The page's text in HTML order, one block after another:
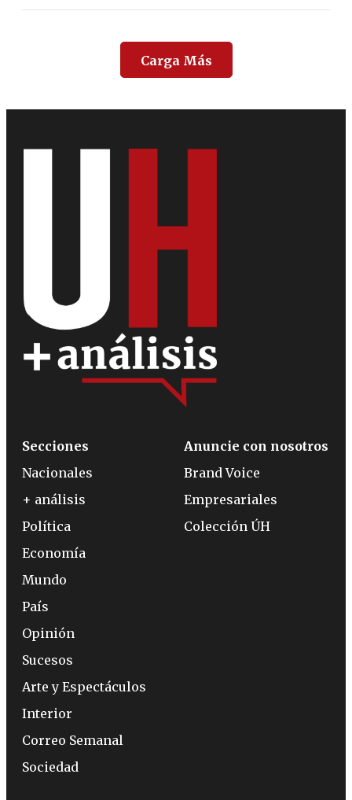
Carga Más
Secciones
Nacionales
+ análisis
Política
Economía
Mundo
País
Opinión
Sucesos
Arte y Espectáculos
Interior
Correo Semanal
Sociedad
Anuncie con nosotros
Brand Voice
Empresariales
Colección ÚH